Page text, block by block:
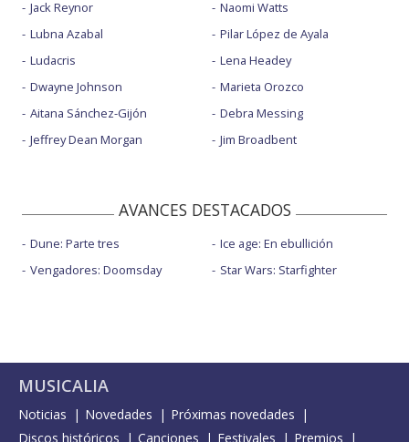
Jack Reynor
Lubna Azabal
Ludacris
Dwayne Johnson
Aitana Sánchez-Gijón
Jeffrey Dean Morgan
Naomi Watts
Pilar López de Ayala
Lena Headey
Marieta Orozco
Debra Messing
Jim Broadbent
AVANCES DESTACADOS
Dune: Parte tres
Vengadores: Doomsday
Ice age: En ebullición
Star Wars: Starfighter
MUSICALIA
Noticias Novedades
Próximas novedades
Discos históricos
Canciones Festivales
Premios